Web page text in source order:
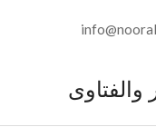
والفتاوى